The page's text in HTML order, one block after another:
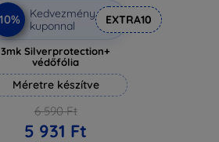
Kedvezmény
kuponnal
EXTRA10
3mk Silverprotection+
védőfólia
Méretre készítve
6 590 Ft
5 931 Ft